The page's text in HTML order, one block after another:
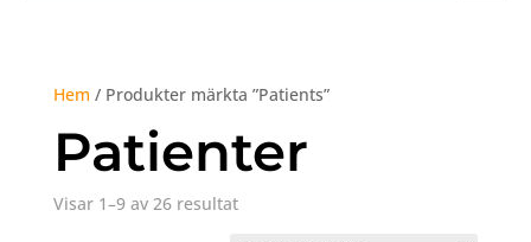
Hem / Produkter märkta ”Patients”
Patienter
Visar 1–9 av 26 resultat